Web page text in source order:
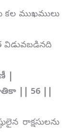
ముఖములు
|
|| 56 ||